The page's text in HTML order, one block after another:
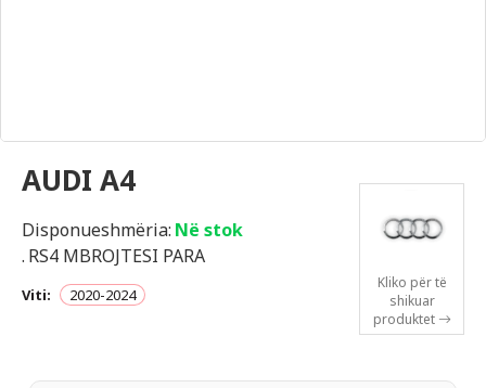
AUDI A4
Disponueshmëria: Në stok
. RS4 MBROJTESI PARA
Viti: 2020-2024
Kliko për të
shikuar
produktet